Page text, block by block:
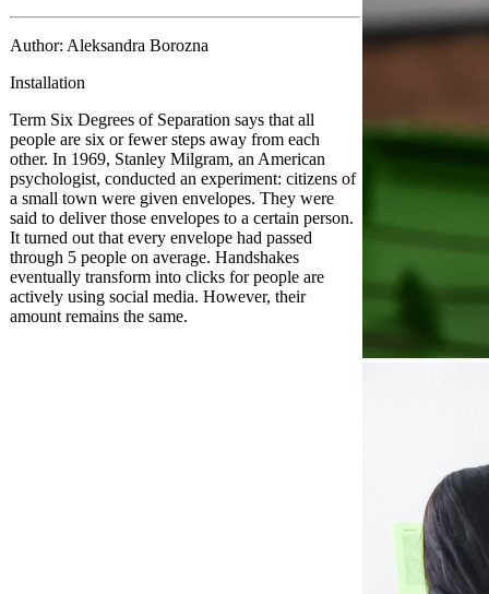
Author: Aleksandra Borozna
Installation
Term Six Degrees of Separation says that all
people are six or fewer steps away from each
other. In 1969, Stanley Milgram, an American
psychologist, conducted an experiment: citizens of
a small town were given envelopes. They were
said to deliver those envelopes to a certain person.
It turned out that every envelope had passed
through 5 people on average. Handshakes
eventually transform into clicks for people are
actively using social media. However, their
amount remains the same.